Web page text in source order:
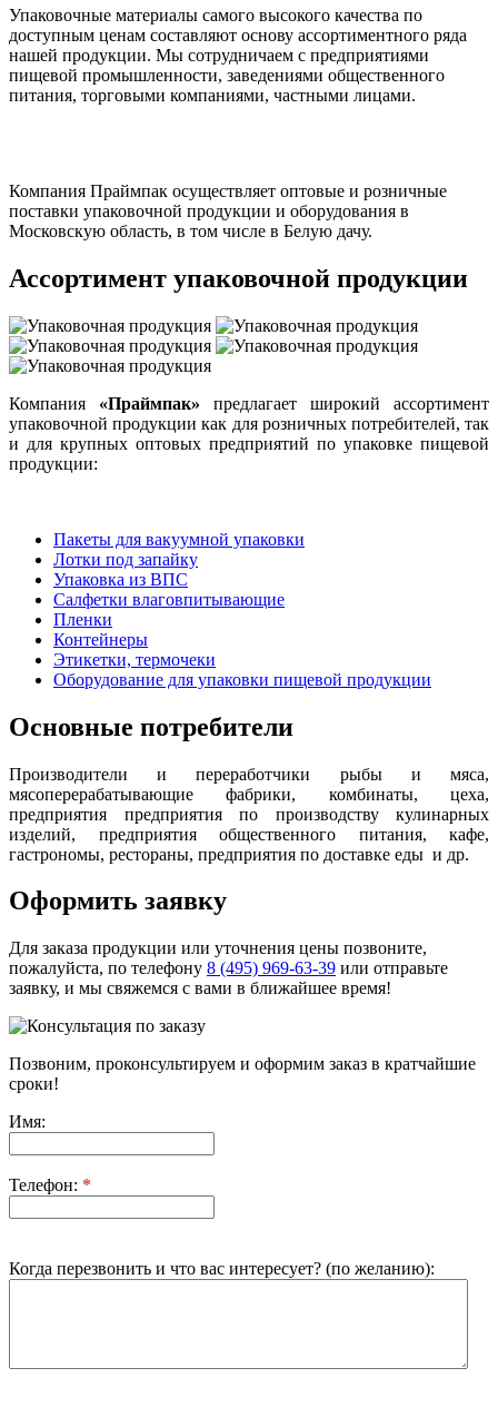
Упаковочные материалы самого высокого качества по
доступным ценам составляют основу ассортиментного ряда
нашей продукции. Мы сотрудничаем с предприятиями
пищевой промышленности, заведениями общественного
питания, торговыми компаниями, частными лицами.
Компания Праймпак осуществляет оптовые и розничные
поставки упаковочной продукции и оборудования в
Московскую область, в том числе в Белую дачу.
Ассортимент упаковочной продукции
Компания «Праймпак» предлагает широкий ассортимент
упаковочной продукции как для розничных потребителей, так
и для крупных оптовых предприятий по упаковке пищевой
продукции:
Пакеты для вакуумной упаковки
Лотки под запайку
Упаковка из ВПС
Салфетки влаговпитывающие
Пленки
Контейнеры
Этикетки, термочеки
Оборудование для упаковки пищевой продукции
Основные потребители
Производители и переработчики рыбы и мяса,
мясоперерабатывающие фабрики, комбинаты, цеха,
предприятия предприятия по производству кулинарных
изделий, предприятия общественного питания, кафе,
гастрономы, рестораны, предприятия по доставке еды и др.
Оформить заявку
Для заказа продукции или уточнения цены позвоните,
пожалуйста, по телефону 8 (495) 969-63-39 или отправьте
заявку, и мы свяжемся с вами в ближайшее время!
Позвоним, проконсультируем и оформим заказ в кратчайшие
сроки!
Имя:
Телефон: *
Когда перезвонить и что вас интересует? (по желанию):